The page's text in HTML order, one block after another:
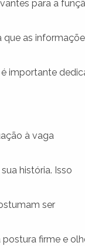
para a
as
importante
à vaga
história. Isso
ser
firme e